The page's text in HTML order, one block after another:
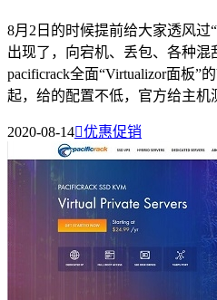
8月2日的时候提前给大家透风过
出现了，向宕机、丢包、各种混
pacificrack全面“Virtualizor面板”
起，给的配置不低，官方给主机
2020-08-14优惠促销